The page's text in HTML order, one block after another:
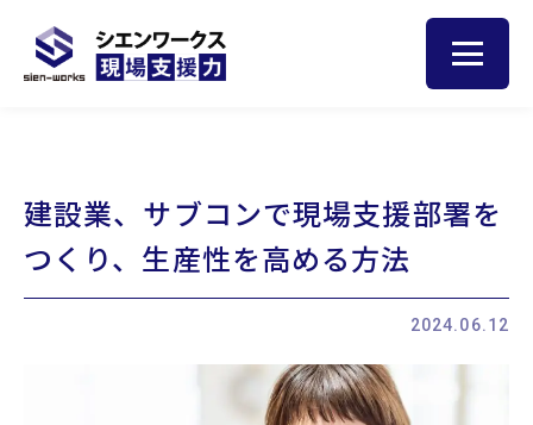
人材育成のヒント
サービス
建設業、サブコンで現場支援部署を
つくり、生産性を高める方法
2024.06.12